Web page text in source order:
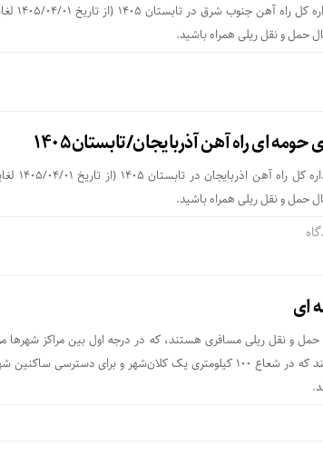
حمل و نقل ریلی همراه باشید.
ای راه آهن آذربایجان/تابستان۱۴۰۵
حمل و نقل ریلی همراه باشید.
ای
و نقل ریلی مسافری هستند، که در درجه اول بین مراکز شهرها
گیرند.این قطارها، قطارهایی هستند که در شعاع ۱۰۰ کیلومتری یک کلان‌شهر و برای